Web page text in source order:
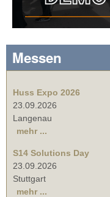
Messen
Huss Expo 2026
23.09.2026
Langenau
mehr ...
S14 Solutions Day
23.09.2026
Stuttgart
mehr ...